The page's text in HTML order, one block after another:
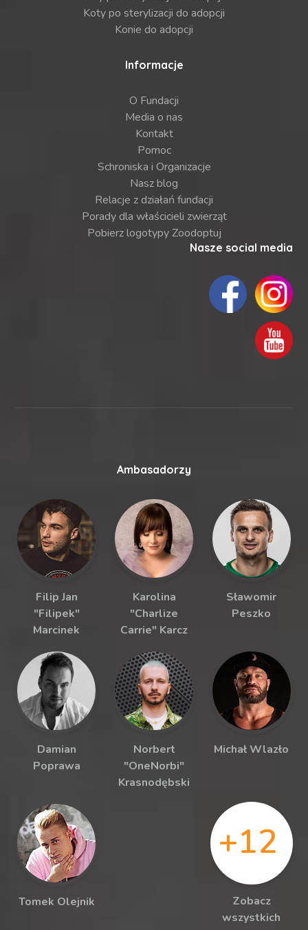
Koty po sterylizacji do adopcji
Konie do adopcji
Informacje
O Fundacji
Media o nas
Kontakt
Pomoc
Schroniska i Organizacje
Nasz blog
Relacje z działań fundacji
Porady dla właścicieli zwierząt
Pobierz logotypy Zoodoptuj
Nasze social media
Ambasadorzy
Filip Jan
"Filipek"
Marcinek
Karolina
"Charlize
Carrie" Karcz
Sławomir
Peszko
Damian
Poprawa
Norbert
"OneNorbi"
Krasnodębski
Michał Wlazło
Tomek Olejnik
+12
Zobacz
wszystkich